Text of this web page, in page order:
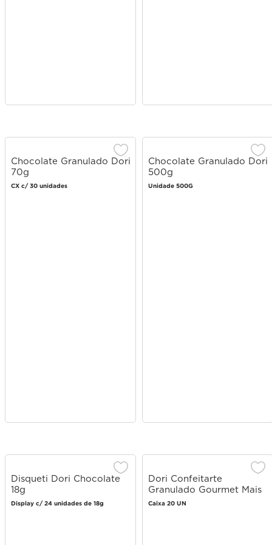
Chocolate Granulado Dori
70g
CX c/ 30 unidades
Chocolate Granulado Dori
500g
Unidade 500G
Disqueti Dori Chocolate
18g
Display c/ 24 unidades de 18g
Dori Confeitarte
Granulado Gourmet Mais
Cacau 100g
Caixa 20 UN